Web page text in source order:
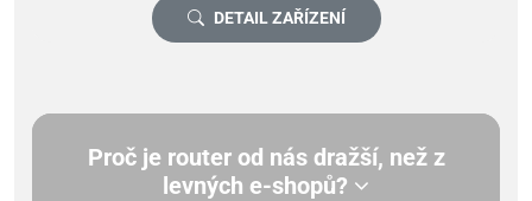
DETAIL ZAŘÍZENÍ
Proč je router od nás dražší, než z
levných e-shopů?